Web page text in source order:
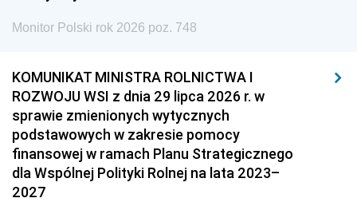
Monitor Polski rok 2026 poz. 748
KOMUNIKAT MINISTRA ROLNICTWA I
ROZWOJU WSI z dnia 29 lipca 2026 r. w
sprawie zmienionych wytycznych
podstawowych w zakresie pomocy
finansowej w ramach Planu Strategicznego
dla Wspólnej Polityki Rolnej na lata 2023–
2027